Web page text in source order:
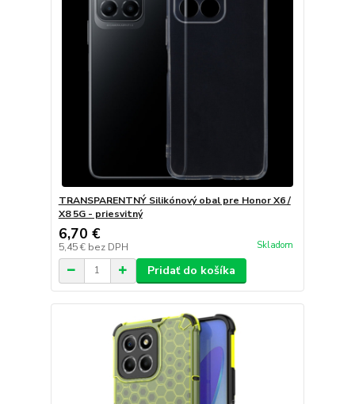
TRANSPARENTNÝ Silikónový obal pre Honor X6 /
X8 5G - priesvitný
6,70 €
5,45 € bez DPH Skladom
Pridať do košíka